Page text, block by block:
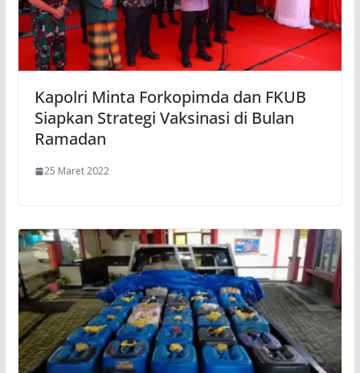
Kapolri Minta Forkopimda dan FKUB
Siapkan Strategi Vaksinasi di Bulan
Ramadan
25 Maret 2022